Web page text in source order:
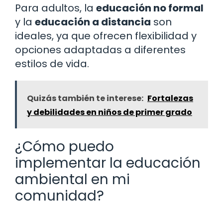
Para adultos, la educación no formal
y la educación a distancia son
ideales, ya que ofrecen flexibilidad y
opciones adaptadas a diferentes
estilos de vida.
Quizás también te interese: Fortalezas
y debilidades en niños de primer grado
¿Cómo puedo
implementar la educación
ambiental en mi
comunidad?